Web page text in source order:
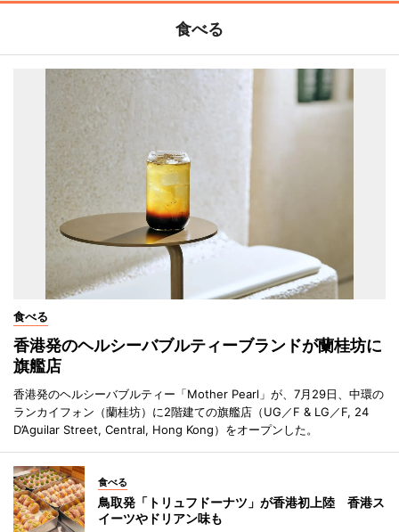
食べる
食べる
香港発のヘルシーバブルティーブランドが蘭桂坊に
旗艦店
香港発のヘルシーバブルティー「Mother Pearl」が、7月29日、中環の
ランカイフォン（蘭桂坊）に2階建ての旗艦店（UG／F & LG／F, 24
D’Aguilar Street, Central, Hong Kong）をオープンした。
食べる
鳥取発「トリュフドーナツ」が香港初上陸 香港ス
イーツやドリアン味も